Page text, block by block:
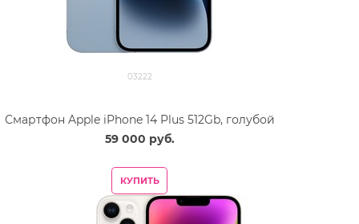
03222
Смартфон Apple iPhone 14 Plus 512Gb, голубой
59 000 руб.
КУПИТЬ